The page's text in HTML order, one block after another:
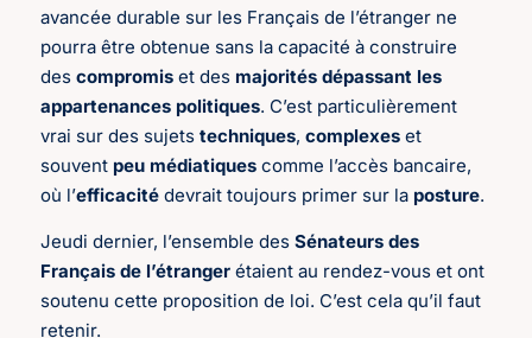
avancée durable sur les Français de l’étranger ne
pourra être obtenue sans la capacité à construire
descompromis et des majorités dépassant les
appartenances politiques. C’est particulièrement
vrai sur des sujetstechniques,complexes et
souvent peu médiatiques comme l’accès bancaire,
où l’efficacité devrait toujours primer sur la posture.
Jeudi dernier, l’ensemble desSénateurs des
Français de l’étranger étaient au rendez-vous et ont
soutenu cette proposition de loi. C’est cela qu’il faut
retenir.